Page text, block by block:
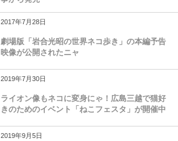
2017年7月28日
劇場版「岩合光昭の世界ネコ歩き」の本編予告
映像が公開されたニャ
2019年7月30日
ライオン像もネコに変身にゃ！広島三越で猫好
きのためのイベント「ねこフェスタ」が開催中
2019年9月5日